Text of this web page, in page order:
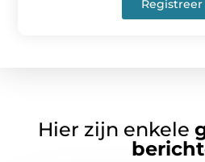
Hier zijn enkele